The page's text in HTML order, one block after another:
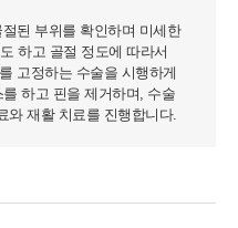
된 부위를 확인하며 미세한
하고 골절 정도에 따라서
고정하는 수술을 시행하게
하고 핀을 제거하며, 수술
와 재활 치료를 진행합니다.